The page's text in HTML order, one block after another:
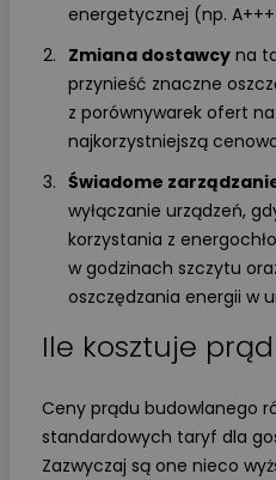
energetycznej (np.
Zmiana dostawcy na
przynieść znaczne
z porównywarek ofert
najkorzystniejszą
Świadome
wyłączanie urządzeń,
korzystania z
w godzinach szczytu
oszczędzania energii w
Ile kosztuje
Ceny prądu budowlanego
standardowych taryf dla
Zazwyczaj są one nieco